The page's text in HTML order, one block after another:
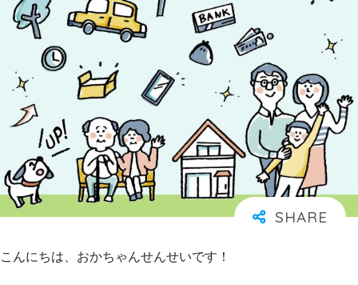
こんにちは、おかちゃんせんせいです！